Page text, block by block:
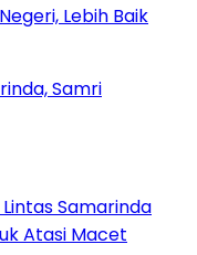
Lebih Baik
Samarinda
Atasi Macet